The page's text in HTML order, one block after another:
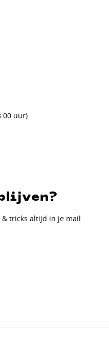
uur)
& tricks altijd in je mail